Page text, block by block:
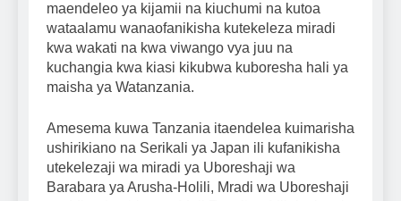
maendeleo ya kijamii na kiuchumi na kutoa
wataalamu wanaofanikisha kutekeleza miradi
kwa wakati na kwa viwango vya juu na
kuchangia kwa kiasi kikubwa kuboresha hali ya
maisha ya Watanzania.
Amesema kuwa Tanzania itaendelea kuimarisha
ushirikiano na Serikali ya Japan ili kufanikisha
utekelezaji wa miradi ya Uboreshaji wa
Barabara ya Arusha-Holili, Mradi wa Uboreshaji